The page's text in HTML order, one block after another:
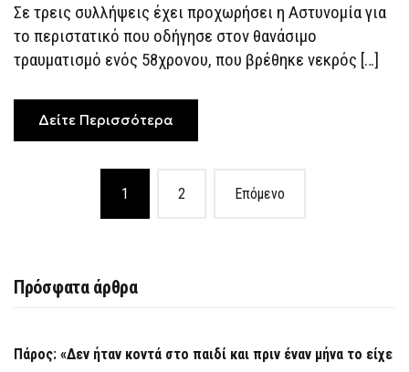
58ΧΡΟΝΟΥ
ΣΤΟ
ΝΈΟ
–
Σε τρεις συλλήψεις έχει προχωρήσει η Αστυνομία για
το περιστατικό που οδήγησε στον θανάσιμο
τραυματισμό ενός 58χρονου, που βρέθηκε νεκρός […]
Δείτε Περισσότερα
navigation
1 2 Επόμενο
Πρόσφατα άρθρα
Πάρος: «Δεν ήταν κοντά στο παιδί και πριν έναν μήνα το είχε